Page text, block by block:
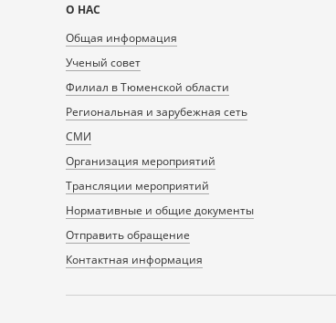
Карта
сайта
О НАС
Общая информация
Ученый совет
Филиал в Тюменской области
Региональная и зарубежная сеть
СМИ
Организация мероприятий
Трансляции мероприятий
Нормативные и общие документы
Отправить обращение
Контактная информация